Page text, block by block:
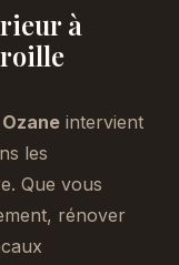
à
Ozane intervient
les
Que vous
rénover